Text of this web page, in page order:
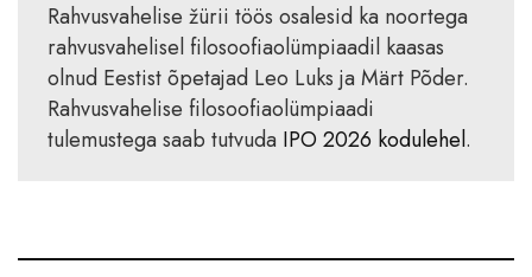
Rahvusvahelise žürii töös osalesid ka noortega
rahvusvahelisel filosoofiaolümpiaadil kaasas
olnud Eestist õpetajad Leo Luks ja Märt Põder.
Rahvusvahelise filosoofiaolümpiaadi
tulemustega saab tutvuda IPO 2026 kodulehel.